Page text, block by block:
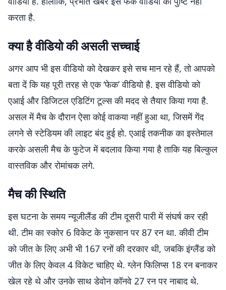
करता है.
क्या है वीडियो की असली सच्चाई
अगर आप भी इस वीडियो को देखकर इसे सच मान रहे हैं, तो आपको
बता दें कि यह पूरी तरह से एक ‘फेक’ वीडियो है. इस वीडियो को
एआई और डिजिटल एडिटिंग टूल्स की मदद से तैयार किया गया है.
असल में मैच के दौरान ऐसा कोई वाकया नहीं हुआ था, जिसमें गेंद
लगने से स्टेडियम की लाइट बंद हुई हो. एआई तकनीक का इस्तेमाल
करके असली मैच के फुटेज में बदलाव किया गया है ताकि यह बिल्कुल
वास्तविक और रोमांचक लगे.
मैच की स्थिति
इस घटना के समय न्यूजीलैंड की टीम दूसरी पारी में संघर्ष कर रही
थी. टीम का स्कोर 6 विकेट के नुकसान पर 87 रन था. कीवी टीम
को जीत के लिए अभी भी 167 रनों की दरकार थी, जबकि इंग्लैंड को
जीत के लिए केवल 4 विकेट चाहिए थे. ग्लेन फिलिप्स 18 रन बनाकर
खेल रहे थे और उनके साथ डेवोन कॉनवे 27 रन पर नाबाद थे.